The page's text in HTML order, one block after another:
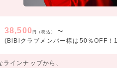
38,500 円（税込）
〜
(BiBiクラブメンバー樣は50％OFF
インナップから、